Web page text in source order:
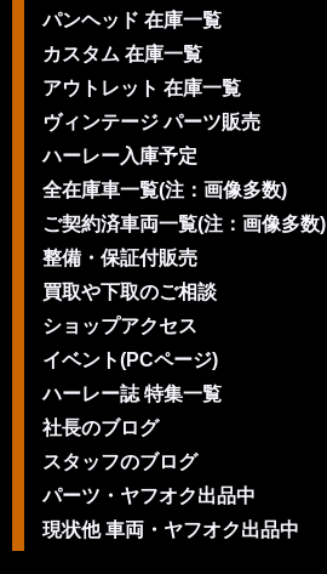
パンヘッド 在庫一覧
カスタム 在庫一覧
アウトレット 在庫一覧
ヴィンテージ パーツ販売
ハーレー入庫予定
全在庫車一覧(注：画像多数)
ご契約済車両一覧(注：画像多数)
整備・保証付販売
買取や下取のご相談
ショップアクセス
イベント(PCページ)
ハーレー誌 特集一覧
社長のブログ
スタッフのブログ
パーツ・ヤフオク出品中
現状他 車両・ヤフオク出品中